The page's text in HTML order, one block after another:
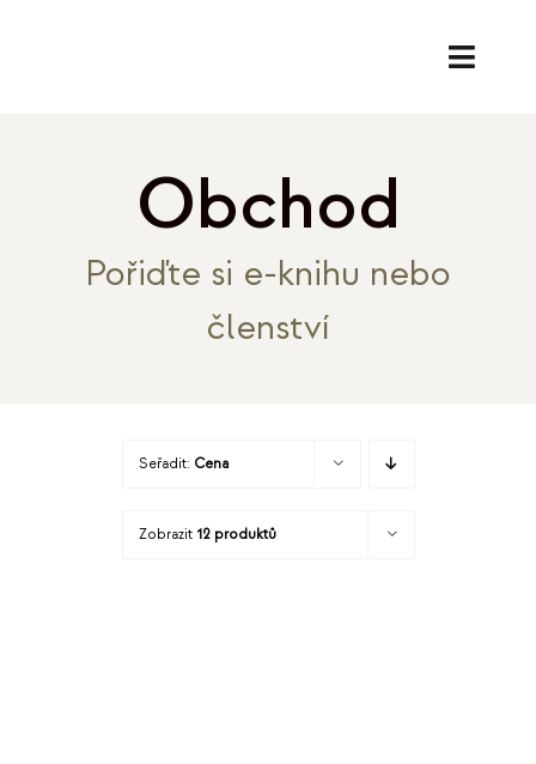
Obchod
Pořiďte si e-knihu nebo
členství
Seřadit: Cena
Zobrazit 12 produktů